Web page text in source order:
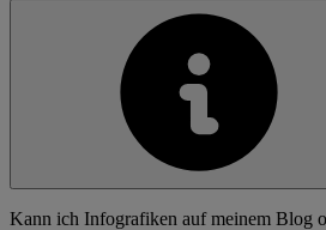
Kann ich Infografiken auf meinem Blog